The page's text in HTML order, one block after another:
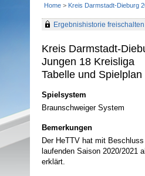
Home > Kreis Darmstadt-Dieburg
Ergebnishistorie freischalten
Kreis Darmstadt-
Jungen 18 Kreisliga
Tabelle und
Spielsystem
Braunschweiger System
Bemerkungen
Der HeTTV hat mit
laufenden Saison 2020/2021
erklärt.